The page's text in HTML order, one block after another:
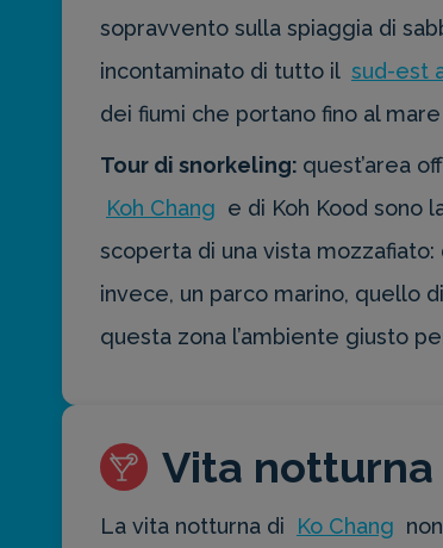
sopravvento sulla spiaggia di
incontaminato di tutto il sud-est
dei fiumi che portano fino al
Tour di snorkeling: quest’area
Koh Chang e di Koh Kood sono
scoperta di una vista
invece, un parco marino, quello
questa zona l’ambiente giusto
Vita notturna
La vita notturna di Ko Chang